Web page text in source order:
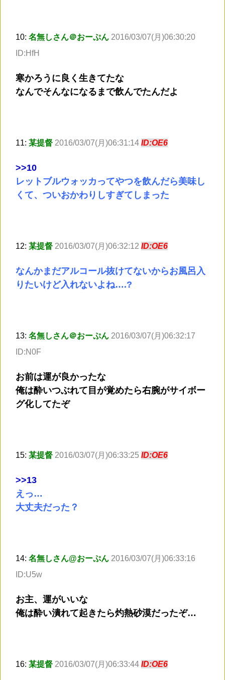
10: 名無しさん＠おーぷん 2016/03/07(月)06:30:20
ID:HfH
寒かろうに良く生きてたな
なんでそんなになるまで飲んでたんだよ
11: 某提督 2016/03/07(月)06:31:14 ID:OE6
>>10
レットブルウォッカってやつを飲んだら美味し
くて、ついおかわりしすぎてしまった
12: 某提督 2016/03/07(月)06:32:12 ID:OE6
なんかまだアルコール抜けてないからお風呂入
りたいけど入れないよね….?
13: 名無しさん＠おーぷん 2016/03/07(月)06:32:17
ID:N0F
お前は運が良かったな
俺は酔いつぶれて目が覚めたら右腕がサイボー
グ化してたぞ
15: 某提督 2016/03/07(月)06:33:25 ID:OE6
>>13
えっ…
大丈夫だった？
14: 名無しさん@おーぷん 2016/03/07(月)06:33:16
ID:U5w
お主、運がいいな
俺は酔い潰れて起きたら灼熱砂漠だったぞ…
16: 某提督 2016/03/07(月)06:33:44 ID:OE6